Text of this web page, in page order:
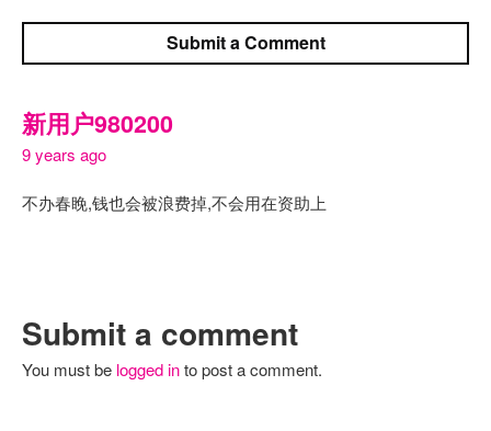
Submit a Comment
新用户980200
9 years ago
不办春睌,钱也会被浪费掉,不会用在资助上
Submit a comment
You must be logged into post a comment.